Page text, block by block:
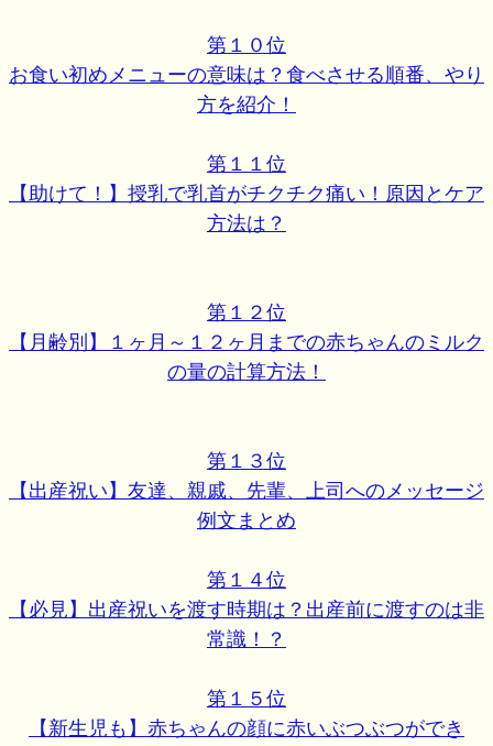
第１０位
お食い初めメニューの意味は？食べさせる順番、やり
方を紹介！
第１１位
【助けて！】授乳で乳首がチクチク痛い！原因とケア
方法は？
第１２位
【月齢別】１ヶ月～１２ヶ月までの赤ちゃんのミルク
の量の計算方法！
第１３位
【出産祝い】友達、親戚、先輩、上司へのメッセージ
例文まとめ
第１４位
【必見】出産祝いを渡す時期は？出産前に渡すのは非
常識！？
第１５位
【新生児も】赤ちゃんの顔に赤いぶつぶつができ